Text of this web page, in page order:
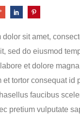
dolor sit amet,
sed do eiusmod
et dolore
et tortor consequat id
faucibus
pretium vulputate